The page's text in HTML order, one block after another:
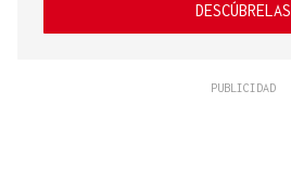
DESCÚBRELAS